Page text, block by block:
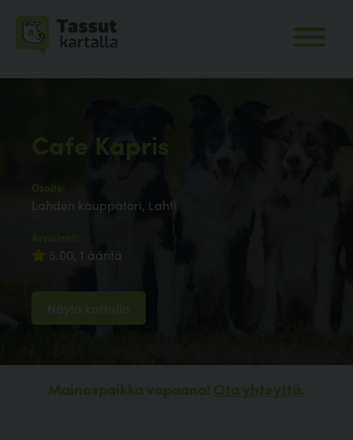
Cafe Kapris
Osoite:
Lahden kauppatori, Lahti
5.00, 1 ääntä
Näytä kartalla
Mainospaikka vapaana! Ota yhteyttä.